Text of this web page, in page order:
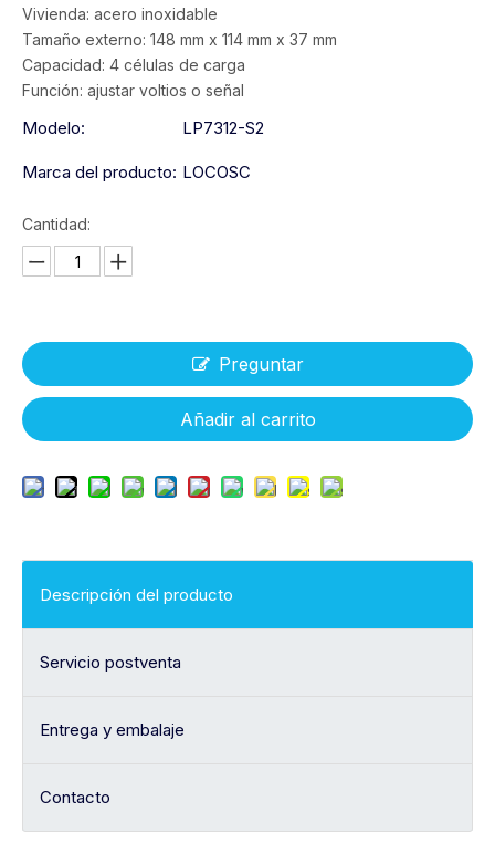
Vivienda: acero inoxidable
Tamaño externo: 148 mm x 114 mm x 37 mm
Capacidad: 4 células de carga
Función: ajustar voltios o señal
Modelo: LP7312-S2
Marca del producto: LOCOSC
Cantidad:
Preguntar
Añadir al carrito
Descripción del producto
Servicio postventa
Entrega y embalaje
Contacto